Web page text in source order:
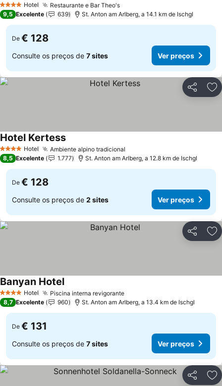
4 EstrelasHotel Restaurante e Bar Theo's
9,5 Excelente 639 St. Anton am Arlberg, a 14.1 km de Ischgl
De € 128
Consulte os preços de 7 sites Ver preços
Partilhar
4 EstrelasHotel Ambiente alpino tradicional
Hotel Kertess
8,5 Excelente 1.777 St. Anton am Arlberg, a 12.8 km de Ischgl
De € 128
Consulte os preços de 2 sites Ver preços
Partilhar
4 EstrelasHotel Piscina interna revigorante
Banyan Hotel
8,7 Excelente 960 St. Anton am Arlberg, a 13.4 km de Ischgl
De € 131
Consulte os preços de 7 sites Ver preços
Partilhar